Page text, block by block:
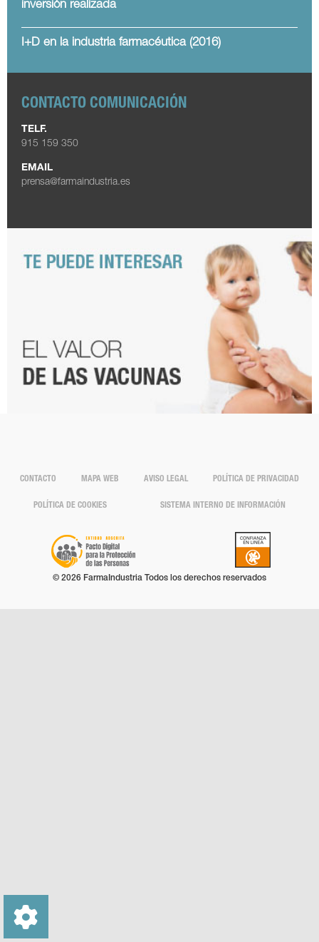
inversión realizada
I+D en la industria farmacéutica (2016)
CONTACTO COMUNICACIÓN
TELF.
915 159 350
EMAIL
prensa@farmaindustria.es
CONTACTO MAPA WEB AVISO LEGAL POLÍTICA DE PRIVACIDAD
POLÍTICA DE COOKIES SISTEMA INTERNO DE INFORMACIÓN
© 2026 FarmaIndustria Todos los derechos reservados